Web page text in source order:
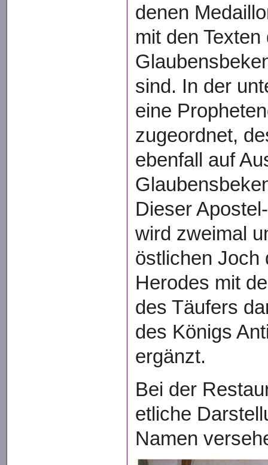
denen
mit den Texten
sind. In der
eine
zugeordnet,
ebenfall auf
Dieser
wird zweimal
östlichen Joch
Herodes mit
des Täufers
des Königs
ergänzt.
Bei der
etliche
Namen